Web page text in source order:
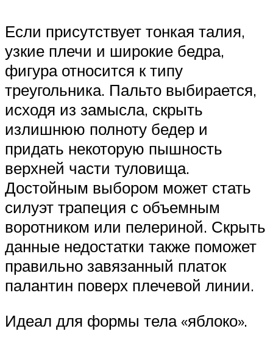
Если присутствует тонкая талия,
узкие плечи и широкие бедра,
фигура относится к типу
треугольника. Пальто выбирается,
исходя из замысла, скрыть
излишнюю полноту бедер и
придать некоторую пышность
верхней части туловища.
Достойным выбором может стать
силуэт трапеция с объемным
воротником или пелериной. Скрыть
данные недостатки также поможет
правильно завязанный платок
палантин поверх плечевой линии.
Идеал для формы тела «яблоко».